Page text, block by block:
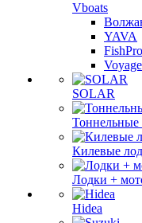
Vboats
YAVA
FishPro
SOLAR
Тоннельные
Килевые
Лодки +
Hidea